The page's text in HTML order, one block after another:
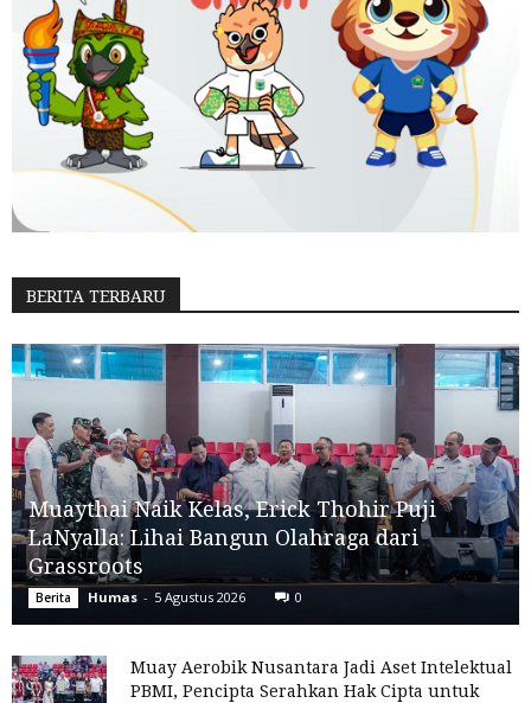
BERITA TERBARU
Muaythai Naik Kelas, Erick Thohir Puji
LaNyalla: Lihai Bangun Olahraga dari
Grassroots
Berita Humas - 5 Agustus 2026 0
Muay Aerobik Nusantara Jadi Aset Intelektual
PBMI, Pencipta Serahkan Hak Cipta untuk